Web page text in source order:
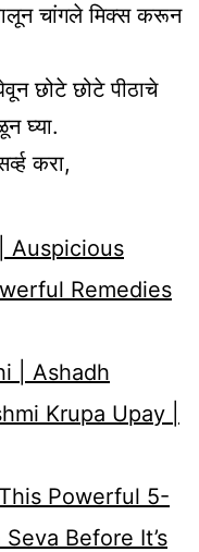
चांगले मिक्स करून
छोटे छोटे पीठाचे
घ्या.
करा,
Auspicious
Remedies
| Ashadh
Krupa Upay |
Powerful 5-
Before It’s